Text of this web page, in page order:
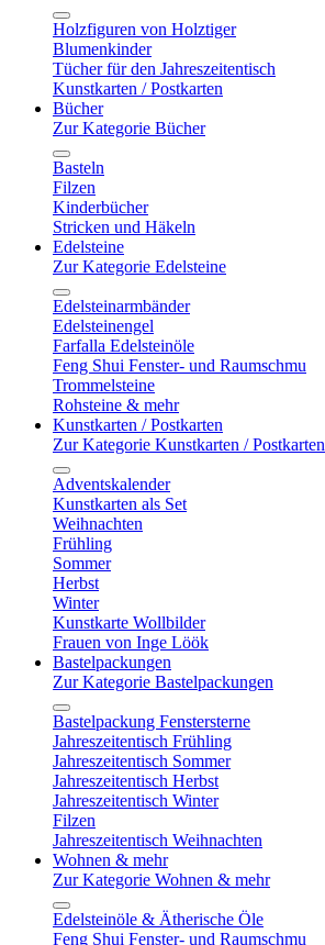
Holzfiguren von Holztiger
Blumenkinder
Tücher für den Jahreszeitentisch
Kunstkarten / Postkarten
Bücher
Zur Kategorie Bücher
Basteln
Filzen
Kinderbücher
Stricken und Häkeln
Edelsteine
Zur Kategorie Edelsteine
Edelsteinarmbänder
Edelsteinengel
Farfalla Edelsteinöle
Feng Shui Fenster- und Raumschmu
Trommelsteine
Rohsteine & mehr
Kunstkarten / Postkarten
Zur Kategorie Kunstkarten / Postkarten
Adventskalender
Kunstkarten als Set
Weihnachten
Frühling
Sommer
Herbst
Winter
Kunstkarte Wollbilder
Frauen von Inge Löök
Bastelpackungen
Zur Kategorie Bastelpackungen
Bastelpackung Fenstersterne
Jahreszeitentisch Frühling
Jahreszeitentisch Sommer
Jahreszeitentisch Herbst
Jahreszeitentisch Winter
Filzen
Jahreszeitentisch Weihnachten
Wohnen & mehr
Zur Kategorie Wohnen & mehr
Edelsteinöle & Ätherische Öle
Feng Shui Fenster- und Raumschmu